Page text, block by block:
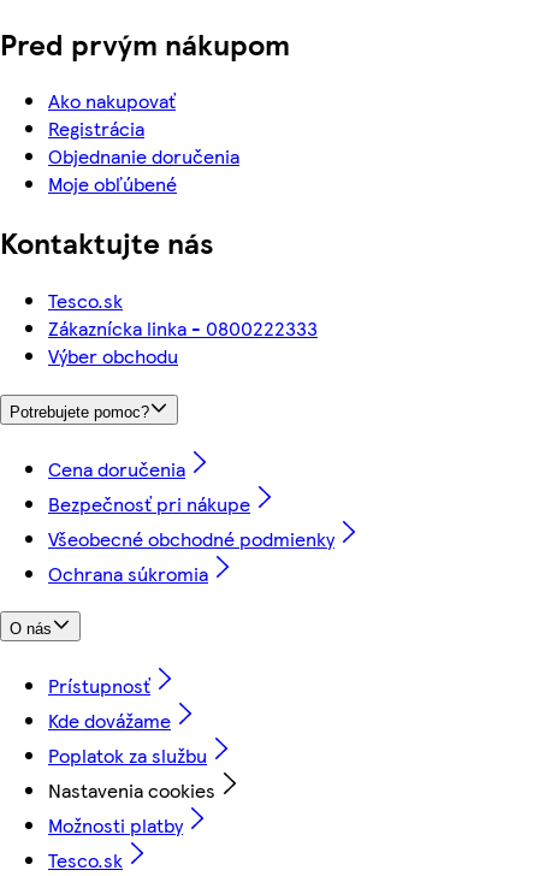
Pred prvým nákupom
Ako nakupovať
Registrácia
Objednanie doručenia
Moje obľúbené
Kontaktujte nás
Tesco.sk
Zákaznícka linka - 0800222333
Výber obchodu
Potrebujete pomoc?
Cena doručenia
Bezpečnosť pri nákupe
Všeobecné obchodné podmienky
Ochrana súkromia
O nás
Prístupnosť
Kde dovážame
Poplatok za službu
Nastavenia cookies
Možnosti platby
Tesco.sk